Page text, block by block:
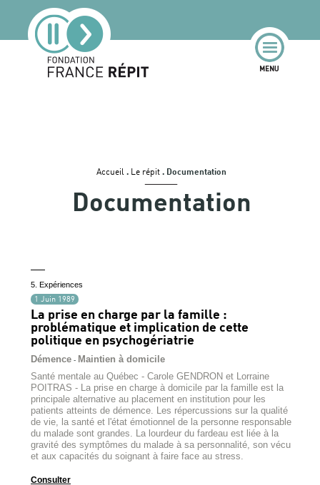
Accueil . Le répit . Documentation
Documentation
5. Expériences
1 Juin 1989
La prise en charge par la famille :
problématique et implication de cette
politique en psychogériatrie
Démence - Maintien à domicile
Santé mentale au Québec - Carole GENDRON et Lorraine
POITRAS - La prise en charge à domicile par la famille est la
principale alternative au placement en institution pour les
patients atteints de démence. Les répercussions sur la qualité
de vie, la santé et l'état émotionnel de la personne responsable
du malade sont grandes. La lourdeur du fardeau est liée à la
gravité des symptômes du malade à sa personnalité, son vécu
et aux capacités du soignant à faire face au stress.
Consulter